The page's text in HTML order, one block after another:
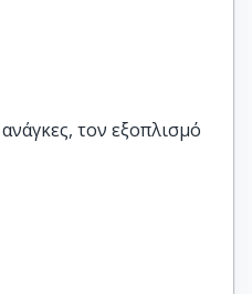
τον εξοπλισμό